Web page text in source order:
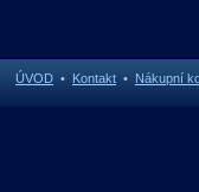
ÚVOD • Kontakt • Nákupní